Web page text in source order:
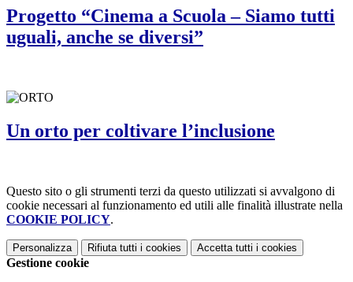
Progetto “Cinema a Scuola – Siamo tutti
uguali, anche se diversi”
Un orto per coltivare l’inclusione
Questo sito o gli strumenti terzi da questo utilizzati si avvalgono di
cookie necessari al funzionamento ed utili alle finalità illustrate nella
COOKIE POLICY.
Personalizza Rifiuta tutti i cookies Accetta tutti i cookies
Gestione cookie